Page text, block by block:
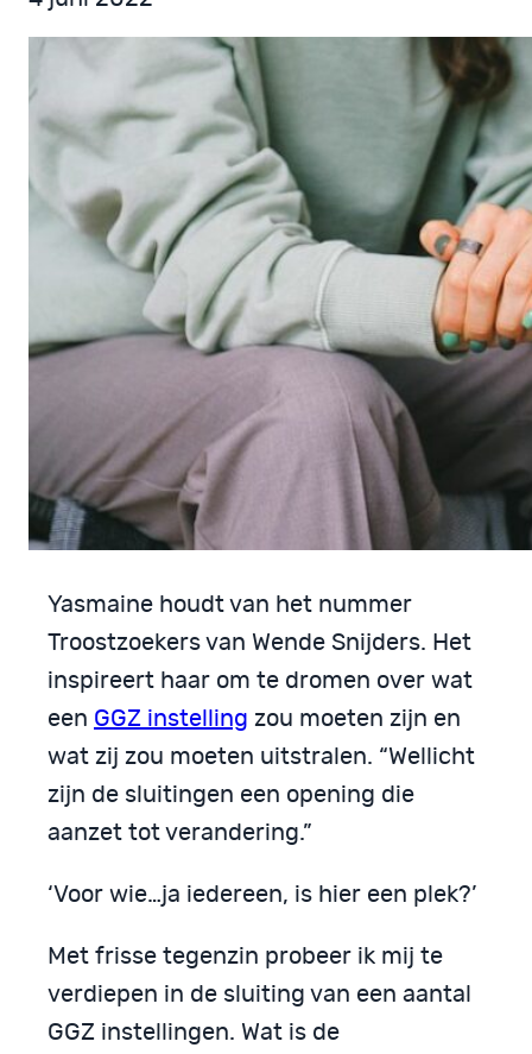
Yasmaine houdt van het nummer
Troostzoekers van Wende Snijders. Het
inspireert haar om te dromen over wat
een GGZ instelling zou moeten zijn en
wat zij zou moeten uitstralen. “Wellicht
zijn de sluitingen een opening die
aanzet tot verandering.”
‘Voor wie…ja iedereen, is hier een plek?’
Met frisse tegenzin probeer ik mij te
verdiepen in de sluiting van een aantal
GGZ instellingen. Wat is de